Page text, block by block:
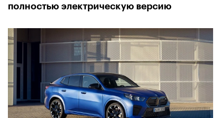
полностью электрическую версию